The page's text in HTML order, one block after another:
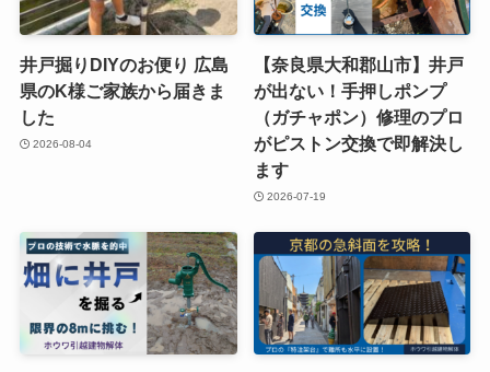
井戸掘りDIYのお便り 広島
県のK様ご家族から届きま
した
2026-08-04
【奈良県大和郡山市】井戸
が出ない！手押しポンプ
（ガチャポン）修理のプロ
がピストン交換で即解決し
ます
2026-07-19